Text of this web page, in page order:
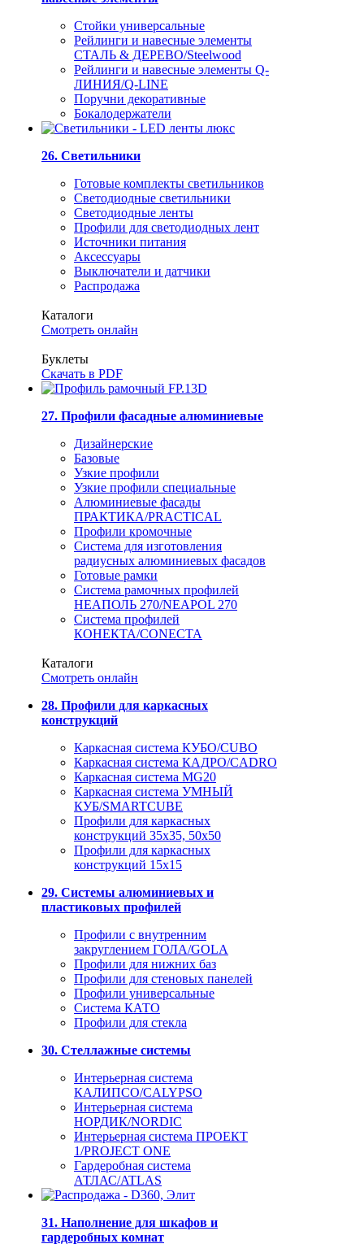
Стойки универсальные
Рейлинги и навесные элементы
СТАЛЬ & ДЕРЕВО/Steelwood
Рейлинги и навесные элементы Q-
ЛИНИЯ/Q-LINE
Поручни декоративные
Бокалодержатели
26. Светильники
Готовые комплекты светильников
Светодиодные светильники
Светодиодные ленты
Профили для светодиодных лент
Источники питания
Аксессуары
Выключатели и датчики
Распродажа
Каталоги
Смотреть онлайн
Буклеты
Скачать в PDF
27. Профили фасадные алюминиевые
Дизайнерские
Базовые
Узкие профили
Узкие профили специальные
Алюминиевые фасады
ПРАКТИКА/PRACTICAL
Профили кромочные
Система для изготовления
радиусных алюминиевых фасадов
Готовые рамки
Система рамочных профилей
НЕАПОЛЬ 270/NEAPOL 270
Система профилей
КОНЕКТА/CONECTA
Каталоги
Смотреть онлайн
28. Профили для каркасных
конструкций
Каркасная система КУБО/CUBO
Каркасная система КАДРО/CADRO
Каркасная система MG20
Каркасная система УМНЫЙ
КУБ/SMARTCUBE
Профили для каркасных
конструкций 35x35, 50x50
Профили для каркасных
конструкций 15х15
29. Системы алюминиевых и
пластиковых профилей
Профили с внутренним
закруглением ГОЛА/GOLA
Профили для нижних баз
Профили для стеновых панелей
Профили универсальные
Система КАТО
Профили для стекла
30. Стеллажные системы
Интерьерная система
КАЛИПСО/CALYPSO
Интерьерная система
НОРДИК/NORDIC
Интерьерная система ПРОЕКТ
1/PROJECT ONE
Гардеробная система
АТЛАС/ATLAS
31. Наполнение для шкафов и
гардеробных комнат